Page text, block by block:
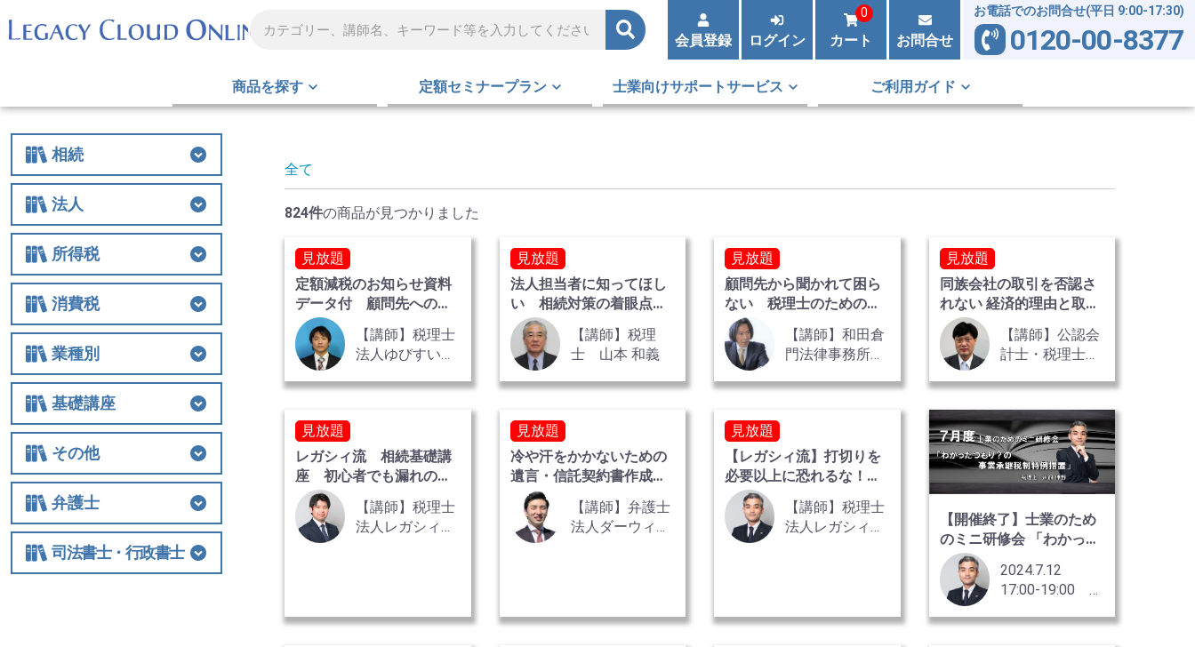
会員登録 ログイン カート
0
お問合せ
お電話でのお問合せ(平日 9:00-17:30)
0120-00-8377
商品を探す 定額セミナープラン 士業向けサポートサービス ご利用ガイド
相続
相続
相続税
贈与
財産評価
事業承継
不動産
生前対策
税務調査
その他
法人
法人
法人税
経費
役員関連
特例
組織再編
解散・清算
税務調査
その他
所得税
所得税
所得税
譲渡
税務調査
その他
消費税
消費税
消費税
税務調査
その他
業種別
業種別
医業
農業
非営利法人
介護
税務調査
その他の業種
基礎講座
基礎講座
相続税
法人関連
その他
その他
士業経営
国際税務
保険
税制改正全般
ビジネス
借地権
弁護士
弁護士
相続
交通事故
離婚
労働
不動産・建築
債権回収
民事訴訟
顧客対応・顧問契約
事務所経営・運営
その他
司法書士・行政書士
全て
824件の商品が見つかりました
見放題
定額減税のお知らせ資料
データ付 顧問先への指
導方法と実務対応
【講師】税理士
法人ゆびすい
見放題
法人担当者に知ってほし
い 相続対策の着眼点
自社株対策編
【講師】税理
士 山本 和義
見放題
顧問先から聞かれて困ら
ない 税理士のための会
社法講座 3巻セット
【講師】和田倉
門法律事務所
見放題
同族会社の取引を否認さ
れない 経済的理由と取引
価額 全2巻
【講師】公認会
計士・税理士
見放題
レガシィ流 相続基礎講
座 初心者でも漏れのな
い資料収集編
【講師】税理士
法人レガシィ
見放題
冷や汗をかかないための
遺言・信託契約書作成事
例集
【講師】弁護士
法人ダーウィン
見放題
【レガシィ流】打切りを
必要以上に恐れるな！
事業承継税制のリスク
【講師】税理士
法人レガシィ
【開催終了】士業のため
のミニ研修会 「わかった
つもり？の事業承継税制
特例措置」2024.7.12
17:00-19:00 ★
員を超過した場